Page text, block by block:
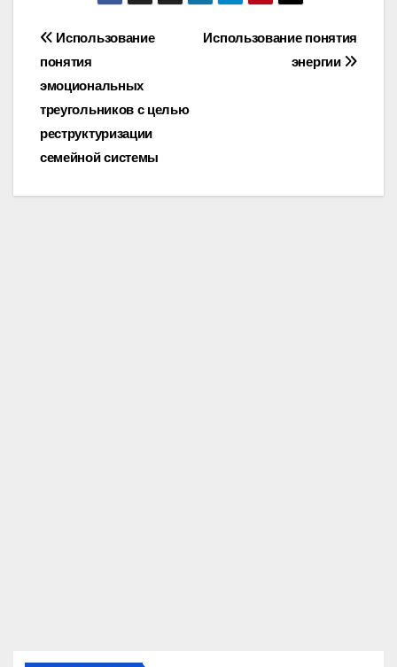
Post
navigation
Использование понятия
энергии
Использование
понятия
эмоциональных
треугольников с целью
реструктуризации
семейной системы